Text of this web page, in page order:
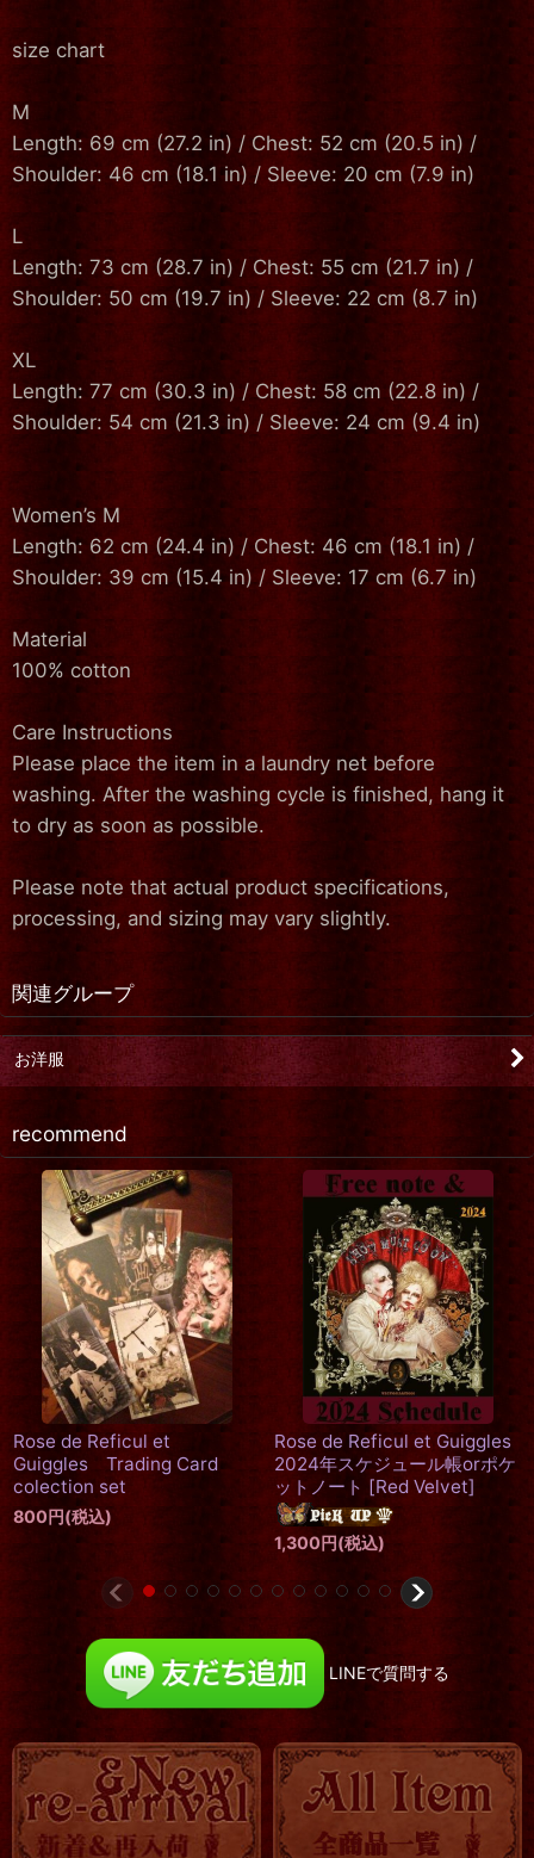
size chart
M
Length: 69 cm (27.2 in) / Chest: 52 cm (20.5 in) /
Shoulder: 46 cm (18.1 in) / Sleeve: 20 cm (7.9 in)
L
Length: 73 cm (28.7 in) / Chest: 55 cm (21.7 in) /
Shoulder: 50 cm (19.7 in) / Sleeve: 22 cm (8.7 in)
XL
Length: 77 cm (30.3 in) / Chest: 58 cm (22.8 in) /
Shoulder: 54 cm (21.3 in) / Sleeve: 24 cm (9.4 in)
Women’s M
Length: 62 cm (24.4 in) / Chest: 46 cm (18.1 in) /
Shoulder: 39 cm (15.4 in) / Sleeve: 17 cm (6.7 in)
Material
100% cotton
Care Instructions
Please place the item in a laundry net before
washing. After the washing cycle is finished, hang it
to dry as soon as possible.
Please note that actual product specifications,
processing, and sizing may vary slightly.
関連グループ
お洋服
recommend
Rose de Reficul et
Guiggles Trading Card
colection set
800円(税込)
Rose de Reficul et Guiggles
2024年スケジュール帳orポケ
ットノート [Red Velvet]
1,300円(税込)
LINEで質問する